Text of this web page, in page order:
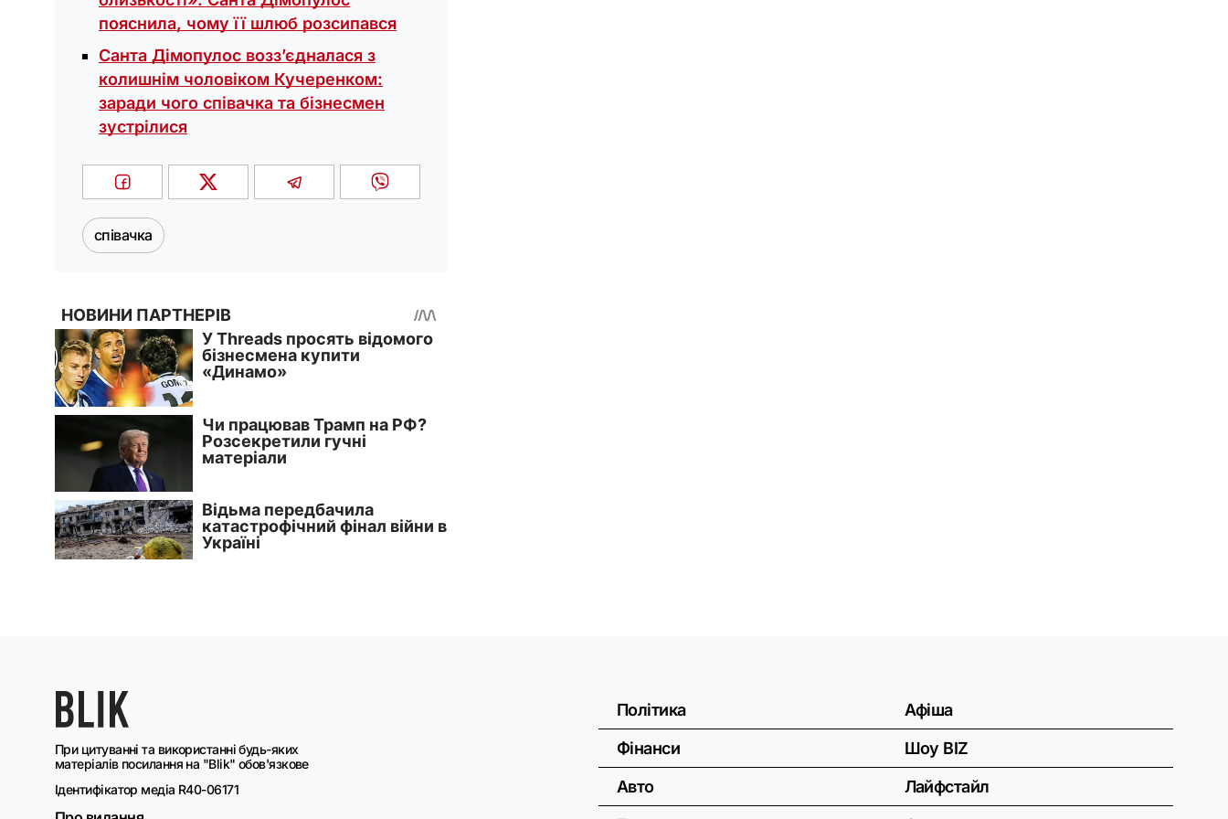
пояснила, чому її шлюб розсипався
Санта Дімопулос возз’єдналася з
колишнім чоловіком Кучеренком:
заради чого співачка та бізнесмен
зустрілися
співачка
При цитуванні та використанні будь-яких
матеріалів посилання на "Blik" обов'язкове
Ідентифікатор медіа R40-06171
Політика
Фінанси
Авто
Афіша
Шоу BIZ
Лайфстайл